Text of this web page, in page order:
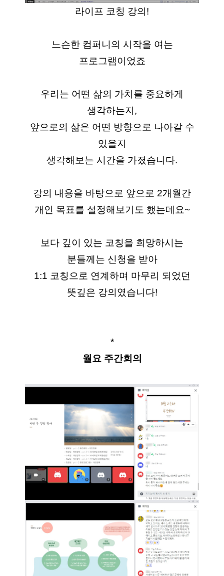
라이프 코칭 강의!
느슨한 컴퍼니의 시작을 여는
프로그램이었죠
우리는 어떤 삶의 가치를 중요하게
생각하는지,
앞으로의 삶은 어떤 방향으로 나아갈 수
있을지
생각해보는 시간을 가졌습니다.
강의 내용을 바탕으로 앞으로 2개월간
개인 목표를 설정해보기도 했는데요~
보다 깊이 있는 코칭을 희망하시는
분들께는 신청을 받아
1:1 코칭으로 연계하며 마무리 되었던
뜻깊은 강의였습니다!
*
월요 주간회의